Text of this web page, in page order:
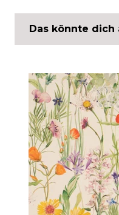
Das könnte dich